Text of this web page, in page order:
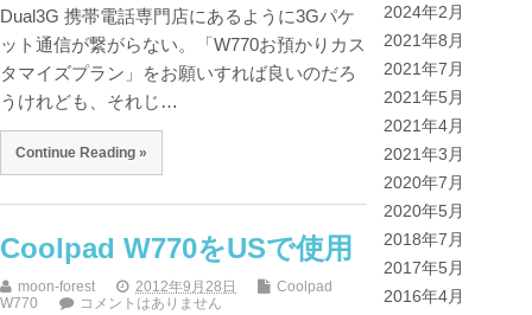
Dual3G 携帯電話専門店にあるように3Gパケ
ット通信が繋がらない。「W770お預かりカス
タマイズプラン」をお願いすれば良いのだろ
うけれども、それじ…
Continue Reading »
Coolpad W770をUSで使用
moon-forest 2012年9月28日
Coolpad
W770
コメントはありません
2024年2月
2021年8月
2021年7月
2021年5月
2021年4月
2021年3月
2020年7月
2020年5月
2018年7月
2017年5月
2016年4月